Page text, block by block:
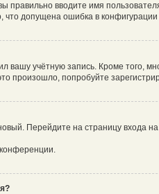
правильно вводите имя
допущена ошибка в
вашу учётную запись. Кроме того,
попробуйте
Перейдите на страницу входа